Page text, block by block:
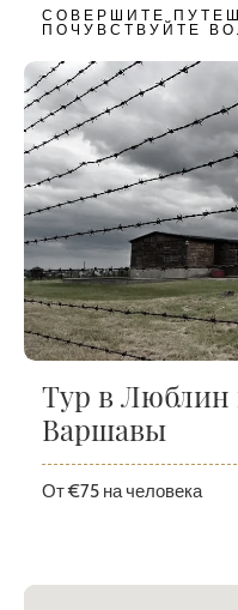
СОВЕРШИТЕ
ПОЧУВСТВУЙТЕ
Тур в Люблин
Варшавы
От €75 на человека